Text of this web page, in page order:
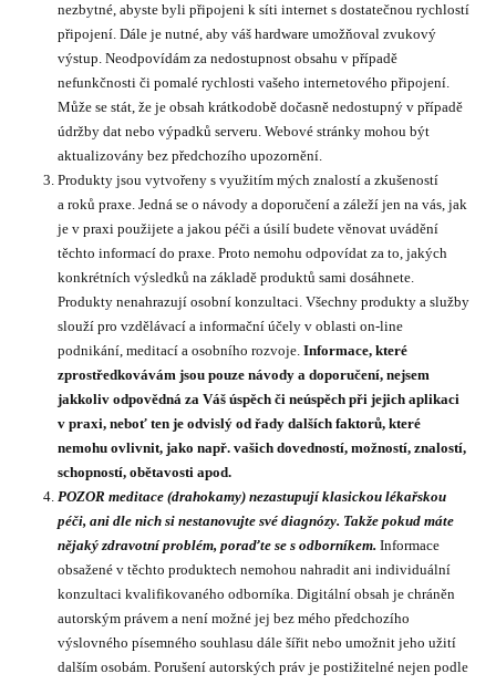
nezbytné, abyste byli připojeni k síti internet s dostatečnou rychlostí
připojení. Dále je nutné, aby váš hardware umožňoval zvukový
výstup. Neodpovídám za nedostupnost obsahu v případě
nefunkčnosti či pomalé rychlosti vašeho internetového připojení.
Může se stát, že je obsah krátkodobě dočasně nedostupný v případě
údržby dat nebo výpadků serveru. Webové stránky mohou být
aktualizovány bez předchozího upozornění.
Produkty jsou vytvořeny s využitím mých znalostí a zkušeností
a roků praxe. Jedná se o návody a doporučení a záleží jen na vás, jak
je v praxi použijete a jakou péči a úsilí budete věnovat uvádění
těchto informací do praxe. Proto nemohu odpovídat za to, jakých
konkrétních výsledků na základě produktů sami dosáhnete.
Produkty nenahrazují osobní konzultaci. Všechny produkty a služby
slouží pro vzdělávací a informační účely v oblasti on-line
podnikání, meditací a osobního rozvoje.Informace, které
zprostředkovávám jsou pouze návody a doporučení, nejsem
jakkoliv odpovědná za Váš úspěch či neúspěch při jejich aplikaci
v praxi, neboť ten je odvislý od řady dalších faktorů, které
nemohu ovlivnit, jako např. vašich dovedností, možností, znalostí,
schopností, obětavosti apod.
POZOR meditace (drahokamy) nezastupují klasickou lékařskou
péči, ani dle nich si nestanovujte své diagnózy. Takže pokud máte
nějaký zdravotní problém, poraďte se s odborníkem. Informace
obsažené v těchto produktech nemohou nahradit ani individuální
konzultaci kvalifikovaného odborníka. Digitální obsah je chráněn
autorským právem a není možné jej bez mého předchozího
výslovného písemného souhlasu dále šířit nebo umožnit jeho užití
dalším osobám. Porušení autorských práv je postižitelné nejen podle